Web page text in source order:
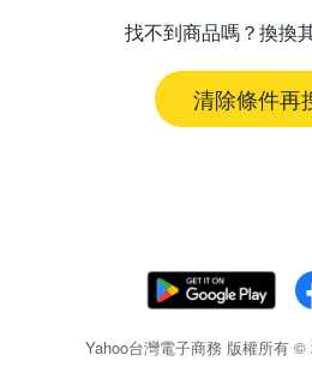
找不到商品嗎？換換
清除條件再
Yahoo台灣電子商務 版權所有 ©